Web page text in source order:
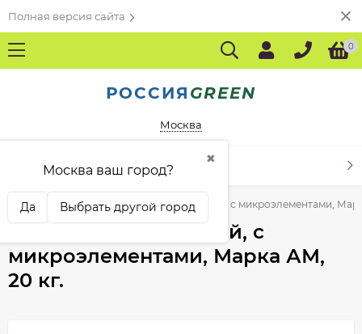
Полная версия сайта
0
РОССИЯ GREEN
Москва
✖
Москва ваш город?
Да Выбрать другой город
КАТАЛОГ ТОВАРОВ
Лигногумат Лигногумат калийный, с микроэлементами,
Лигногумат калийный, с
микроэлементами, Марка АМ,
20 кг.